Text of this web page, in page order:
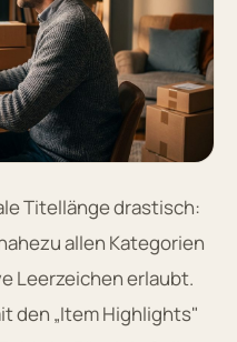
Titellänge drastisch:
allen Kategorien
Leerzeichen erlaubt.
den „Item Highlights"